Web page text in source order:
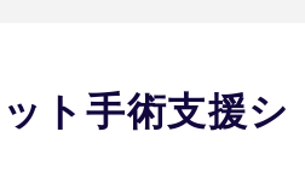
ト手術支援シ